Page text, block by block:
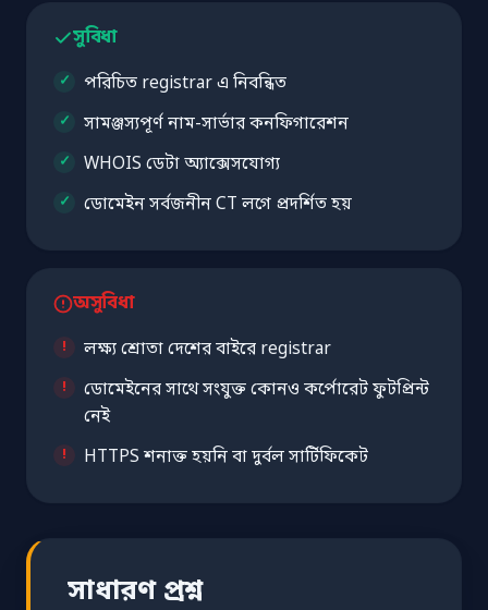
সুবিধা
পরিচিত registrar এ নিবন্ধিত
সামঞ্জস্যপূর্ণ নাম-সার্ভার কনফিগারেশন
WHOIS ডেটা অ্যাক্সেসযোগ্য
ডোমেইন সর্বজনীন CT লগে প্রদর্শিত হয়
অসুবিধা
লক্ষ্য শ্রোতা দেশের বাইরে registrar
ডোমেইনের সাথে সংযুক্ত কোনও কর্পোরেট ফুটপ্রিন্ট
নেই
HTTPS শনাক্ত হয়নি বা দুর্বল সার্টিফিকেট
সাধারণ প্রশ্ন